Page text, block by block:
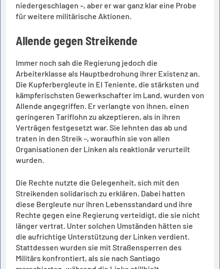
niedergeschlagen –, aber er war ganz klar eine Probe
für weitere militärische Aktionen.
Allende gegen Streikende
Immer noch sah die Regierung jedoch die
Arbeiterklasse als Hauptbedrohung ihrer Existenz an.
Die Kupferbergleute in El Teniente, die stärksten und
kämpferischsten Gewerkschafter im Land, wurden von
Allende angegriffen. Er verlangte von ihnen, einen
geringeren Tariflohn zu akzeptieren, als in ihren
Verträgen festgesetzt war. Sie lehnten das ab und
traten in den Streik –, woraufhin sie von allen
Organisationen der Linken als reaktionär verurteilt
wurden.
Die Rechte nutzte die Gelegenheit, sich mit den
Streikenden solidarisch zu erklären. Dabei hatten
diese Bergleute nur ihren Lebensstandard und ihre
Rechte gegen eine Regierung verteidigt, die sie nicht
länger vertrat. Unter solchen Umständen hätten sie
die aufrichtige Unterstützung der Linken verdient.
Stattdessen wurden sie mit Straßensperren des
Militärs konfrontiert, als sie nach Santiago